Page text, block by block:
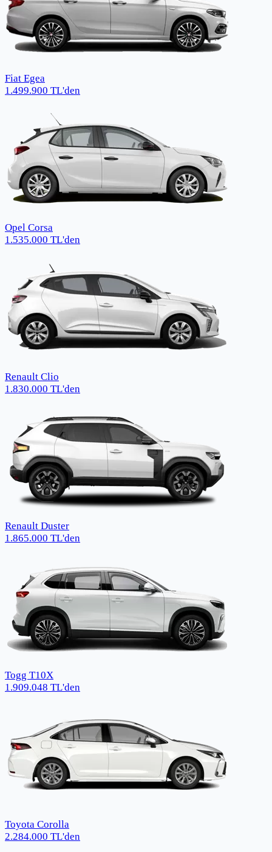
Fiat Egea
1.499.900 TL'den
Opel Corsa
1.535.000 TL'den
Renault Clio
1.830.000 TL'den
Renault Duster
1.865.000 TL'den
Togg T10X
1.909.048 TL'den
Toyota Corolla
2.284.000 TL'den